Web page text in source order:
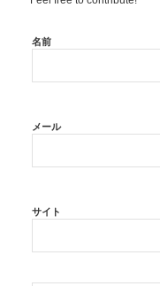
名前
メール
サイト